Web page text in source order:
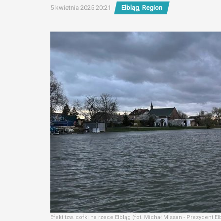
5 kwietnia 2025 20:21 Elbląg Region
Efekt tzw. cofki na rzece Elbląg (fot. Michał Missan - Prezydent